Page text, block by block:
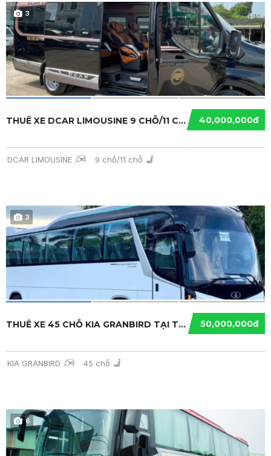
3
40,000,000đ
THUÊ XE DCAR LIMOUSINE 9 CHỖ/11 CHỖ TẠI TP.H...
DCAR LIMOUSINE 9 chỗ/11 chỗ
3
50,000,000đ
THUÊ XE 45 CHỖ KIA GRANBIRD TẠI TP.HCM
KIA GRANBIRD 45 chỗ
6